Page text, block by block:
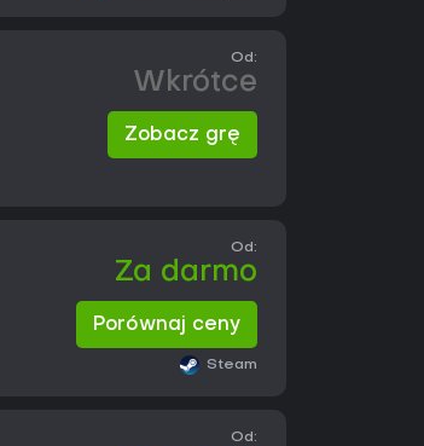
Od:
Wkrótce
Zobacz grę
Od:
Za darmo
Porównaj ceny
Steam
Od: